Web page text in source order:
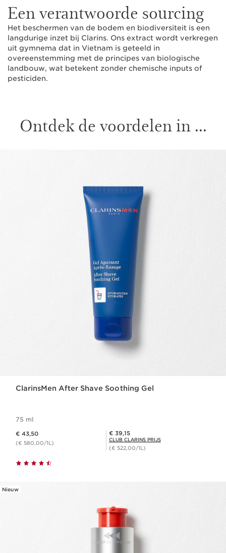
Een verantwoorde sourcing
Het beschermen van de bodem en biodiversiteit is een
langdurige inzet bij Clarins. Ons extract wordt verkregen
uit gymnema dat in Vietnam is geteeld in
overeenstemming met de principes van biologische
landbouw, wat betekent zonder chemische inputs of
pesticiden.
Ontdek de voordelen in ...
ClarinsMen After Shave Soothing Gel
75 ml
€ 43,50
(€ 580,00/1L)
Club Clarins Prijs € 39,15
€ 39,15
CLUB CLARINS PRIJS
(€ 522,00/1L)
Nieuw